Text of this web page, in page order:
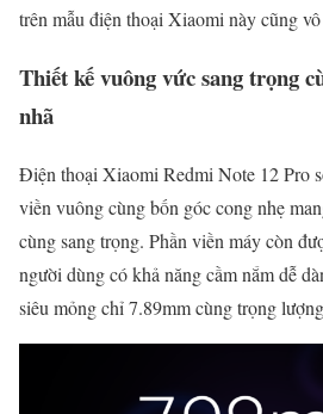
trên mẫu điện thoại Xiaomi này cũng
Thiết kế vuông vức sang trọng
nhã
Điện thoại Xiaomi Redmi Note 12 Pro
viền vuông cùng bốn góc cong nhẹ
cùng sang trọng. Phần viền máy còn
người dùng có khả năng cầm nắm dễ
siêu mỏng chỉ 7.89mm cùng trọng